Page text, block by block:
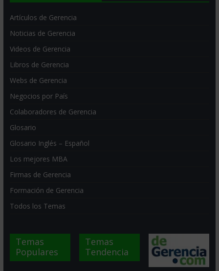
Artículos de Gerencia
Noticias de Gerencia
Videos de Gerencia
Libros de Gerencia
Webs de Gerencia
Negocios por País
Colaboradores de Gerencia
Glosario
Glosario Inglés – Español
Los mejores MBA
Firmas de Gerencia
Formación de Gerencia
Todos los Temas
Temas
Populares
Temas
Tendencia